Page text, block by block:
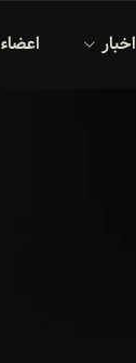
اخبار اعضاء